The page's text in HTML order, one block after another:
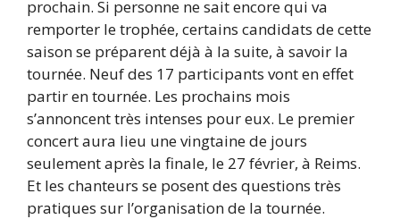
prochain. Si personne ne sait encore qui va
remporter le trophée, certains candidats de cette
saison se préparent déjà à la suite, à savoir la
tournée. Neuf des 17 participants vont en effet
partir en tournée. Les prochains mois
s’annoncent très intenses pour eux. Le premier
concert aura lieu une vingtaine de jours
seulement après la finale, le 27 février, à Reims.
Et les chanteurs se posent des questions très
pratiques sur l’organisation de la tournée.